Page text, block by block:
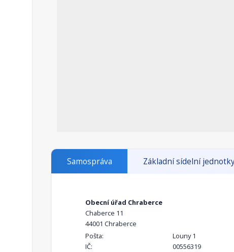
Samospráva Základní sídelní
Obecní úřad Chraberce
Chaberce 11
44001 Chraberce
Pošta:
Louny 1
IČ:
00556319